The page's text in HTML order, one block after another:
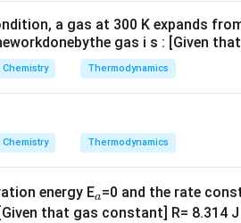
મેસો-butane-2,3-diol મળે છે. બંને
સિદ્ધાંતો મુજબ સંપૂર્ણપણે સાચા છે.
બંને સાચા છે.
a gas at 300 K expands
gas i s : [Given
Chemistry Thermodynamics
Chemistry Thermodynamics
energy E_
a
a=0 and the rate
that gas constant] R= 8.314 J